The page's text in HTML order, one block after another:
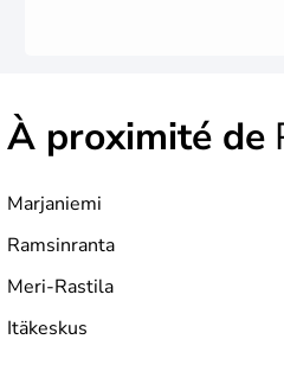
À proximité de
Marjaniemi
Ramsinranta
Meri-Rastila
Itäkeskus